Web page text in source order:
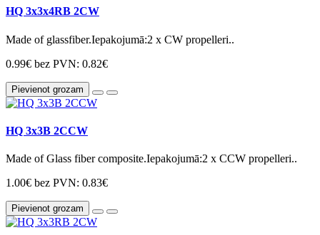
HQ 3x3x4RB 2CW
Made of glassfiber.Iepakojumā:2 x CW propelleri..
0.99€ bez PVN: 0.82€
Pievienot grozam
HQ 3x3B 2CCW
Made of Glass fiber composite.Iepakojumā:2 x CCW propelleri..
1.00€ bez PVN: 0.83€
Pievienot grozam